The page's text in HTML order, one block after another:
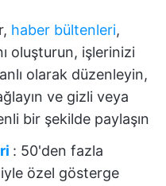
haber bültenleri,
oluşturun, işlerinizi
olarak düzenleyin,
ve gizli veya
bir şekilde paylaşın
: 50'den fazla
özel gösterge